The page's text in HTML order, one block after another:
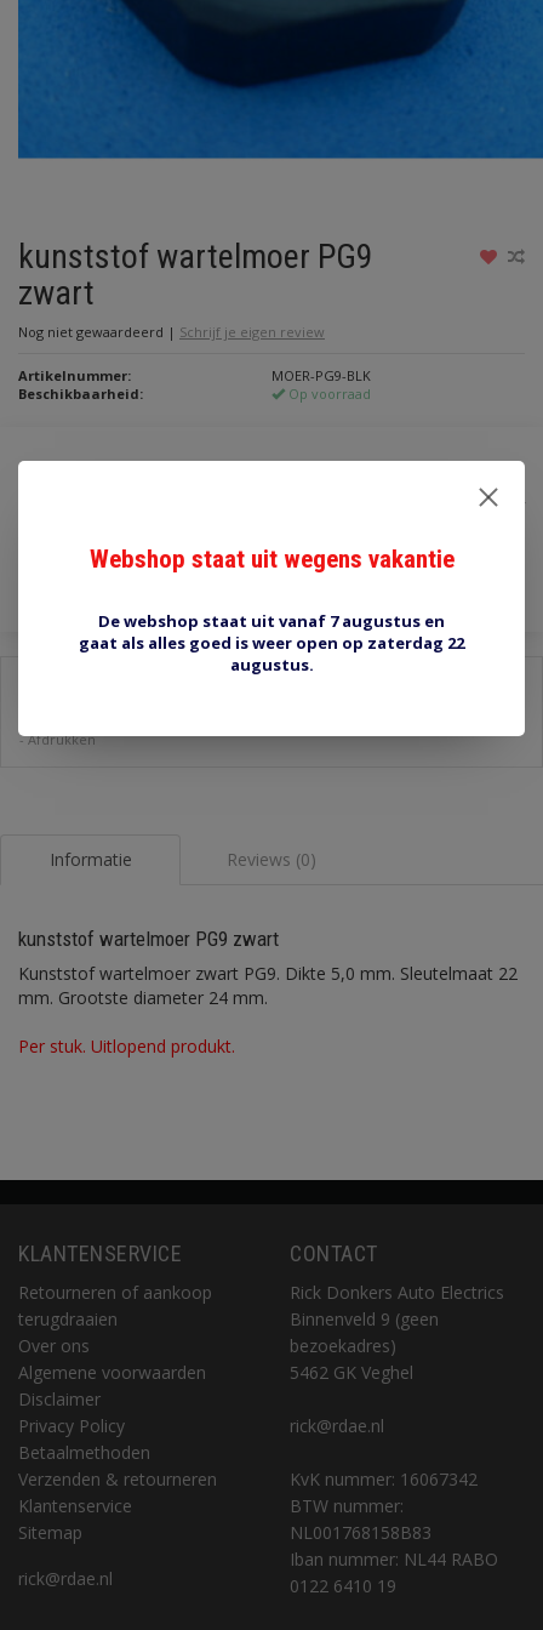
kunststof wartelmoer PG9
zwart
Nog niet gewaardeerd | Schrijf je eigen review
Artikelnummer:
MOER-PG9-BLK
Beschikbaarheid:
Op voorraad
€0,30
Incl. btw
-Afdrukken
Informatie Reviews (0)
kunststof wartelmoer PG9 zwart
Kunststof wartelmoer zwart PG9. Dikte 5,0 mm. Sleutelmaat 22
mm. Grootste diameter 24 mm.
Per stuk. Uitlopend produkt.
KLANTENSERVICE
Retourneren of aankoop
terugdraaien
Over ons
Algemene voorwaarden
Disclaimer
Privacy Policy
Betaalmethoden
Verzenden & retourneren
Klantenservice
Sitemap
rick@rdae.nl
CONTACT
Rick Donkers Auto Electrics
Binnenveld 9 (geen
bezoekadres)
5462 GK Veghel
rick@rdae.nl
KvK nummer: 16067342
BTW nummer:
NL001768158B83
Iban nummer: NL44 RABO
0122 6410 19
Webshop staat uit wegens vakantie
De webshop staat uit vanaf 7 augustus en
gaat als alles goed is weer open op zaterdag 22
augustus.